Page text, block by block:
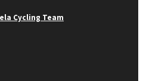
Cycling Team